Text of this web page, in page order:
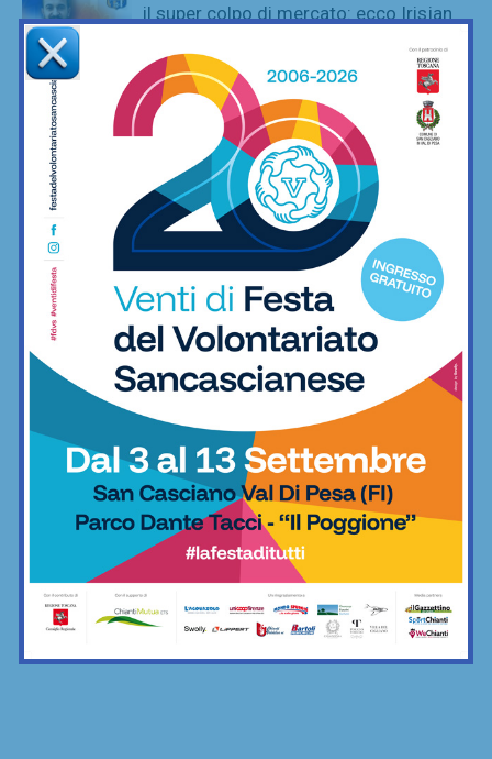
Calcio
il super colpo di mercato: ecco Irisjan
Nuoto
“Aqua Camp” alla Piscina del Chianti:
ultimi giorni di luglio poi… tutti pronti
per quelli di settembre!